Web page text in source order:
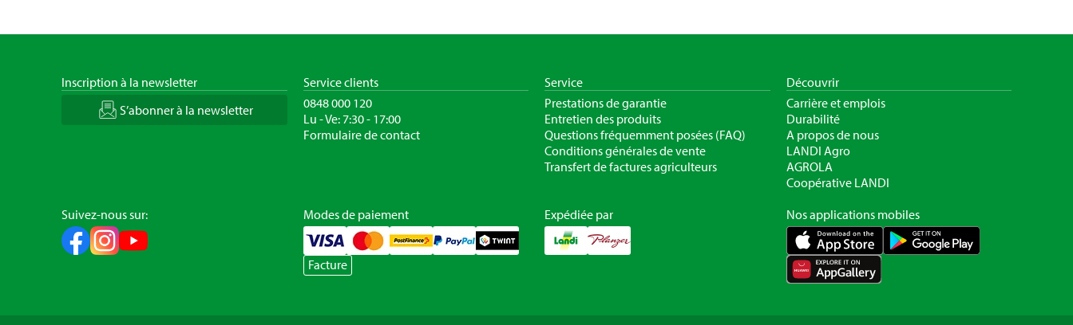
Inscription à la newsletter
S’abonner à la newsletter
Service clients
0848 000 120
Lu - Ve: 7:30 - 17:00
Formulaire de contact
Service
Prestations de garantie
Entretien des produits
Questions fréquemment posées (FAQ)
Conditions générales de vente
Transfert de factures agriculteurs
Découvrir
Carrière et emplois
Durabilité
A propos de nous
LANDI Agro
AGROLA
Coopérative LANDI
Suivez-nous sur:
Modes de paiement
Facture
Expédiée par Nos applications mobiles